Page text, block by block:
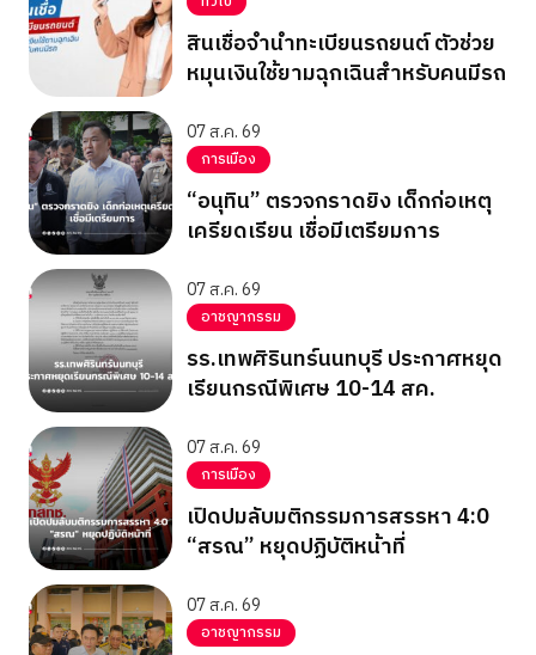
สินเชื่อจำนำทะเบียนรถยนต์ ตัวช่วย
หมุนเงินใช้ยามฉุกเฉินสำหรับคนมีรถ
07 ส.ค. 69
การเมือง
“อนุทิน” ตรวจกราดยิง เด็กก่อเหตุ
เครียดเรียน เชื่อมีเตรียมการ
07 ส.ค. 69
อาชญากรรม
รร.เทพศิรินทร์นนทบุรี ประกาศหยุด
เรียนกรณีพิเศษ 10-14 สค.
07 ส.ค. 69
การเมือง
เปิดปมลับมติกรรมการสรรหา 4:0
“สรณ” หยุดปฏิบัติหน้าที่
07 ส.ค. 69
อาชญากรรม